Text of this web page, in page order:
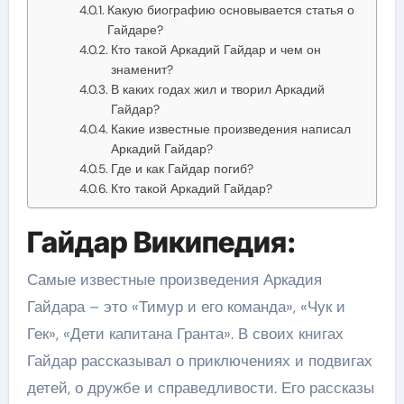
Какую биографию основывается статья о
Гайдаре?
Кто такой Аркадий Гайдар и чем он
знаменит?
В каких годах жил и творил Аркадий
Гайдар?
Какие известные произведения написал
Аркадий Гайдар?
Где и как Гайдар погиб?
Кто такой Аркадий Гайдар?
Гайдар Википедия:
Самые известные произведения Аркадия
Гайдара – это «Тимур и его команда», «Чук и
Гек», «Дети капитана Гранта». В своих книгах
Гайдар рассказывал о приключениях и подвигах
детей, о дружбе и справедливости. Его рассказы